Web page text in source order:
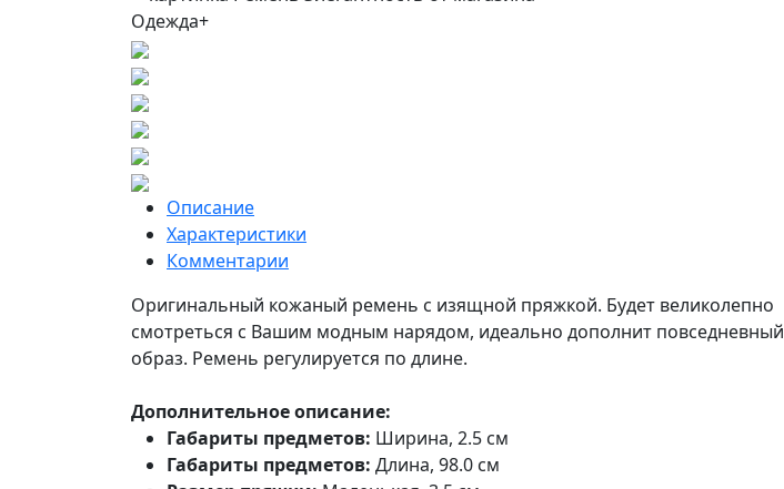
Описание
Характеристики
Комментарии
Оригинальный кожаный ремень с изящной пряжкой. Будет великолепно
смотреться с Вашим модным нарядом, идеально дополнит повседневный
образ. Ремень регулируется по длине.
Дополнительное описание:
Габариты предметов: Ширина, 2.5 см
Габариты предметов: Длина, 98.0 см